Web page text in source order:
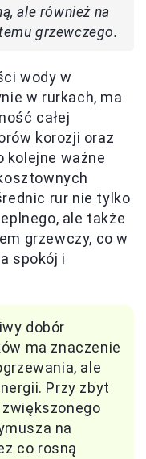
ale również na
grzewczego.
wody w
w rurkach, ma
całej
korozji oraz
kolejne ważne
rur nie tylko
ale także
grzewczy, co w
spokój i
dobór
ma znaczenie
ale
Przy zbyt
na
co rosną